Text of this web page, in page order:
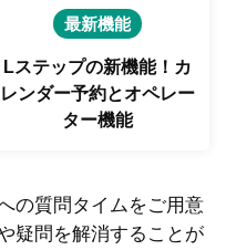
最新機能
Lステップの新機能！ カ
レンダー予約とオペレー
ター機能
の質問タイムをご用意
疑問を解消することが